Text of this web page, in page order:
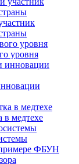
уровня
в медтехе